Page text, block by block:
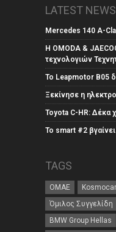
LATEST NEWS
Mercedes 140 A-
Η OMODA &
τεχνολογιών
Το Leapmotor B05
Ξεκίνησε η
Toyota C-HR: Δέκα
Το smart #2
TAGS
ΟΜΑΕ
Όμιλος Συγγελίδη
BMW Group Hellas